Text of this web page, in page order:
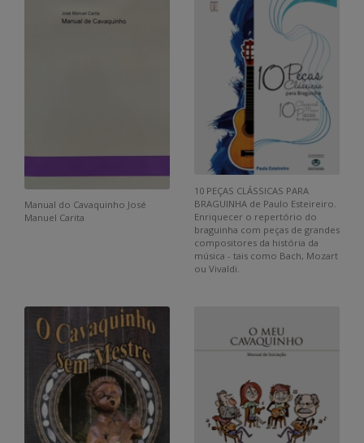
Manual do Cavaquinho José
Manuel Carita
10 PEÇAS CLÁSSICAS PARA
BRAGUINHA de Paulo Esteireiro.
Enriquecer o repertório do
braguinha com peças de grandes
compositores da história da
música - tais como Bach, Mozart
ou Vivaldi.